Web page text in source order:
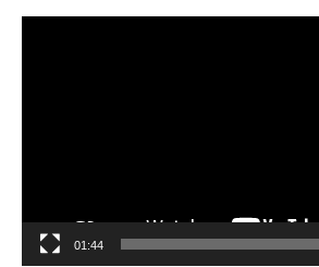
01:44